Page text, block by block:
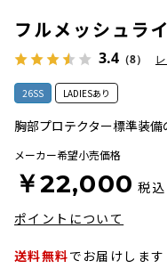
26SS LADIESあり
胸部プロテクター標準装
フルメッシュラ
3.4 （8）
メーカー希望小売価格
￥22,000 税込
ポイントについて
送料無料でお届けします